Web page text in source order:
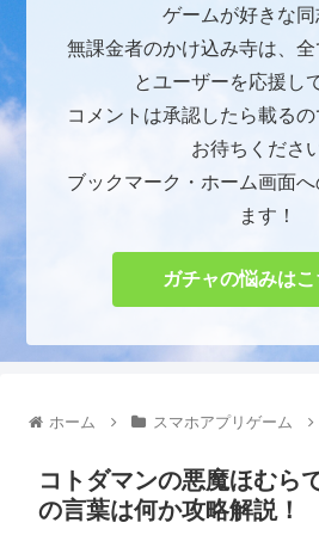
ゲームが好きな同
無課金者のかけ込み寺は、
とユーザーを応援し
コメントは承認したら載る
お待ちくださ
ブックマーク・ホーム画面
ます！
ガチャの悩みは
ホーム スマホアプリゲーム
コトダマンの悪魔ほむら
の言葉は何か攻略解説！